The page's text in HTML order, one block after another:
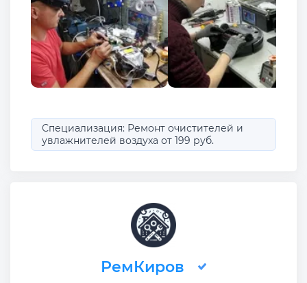
Специализация: Ремонт очистителей и
увлажнителей воздуха от 199 руб.
РемКиров